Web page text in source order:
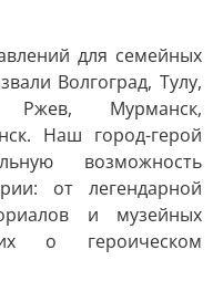
для семейных
Волгоград, Тулу,
Ржев, Мурманск,
Наш город-герой
возможность
от легендарной
и музейных
о героическом